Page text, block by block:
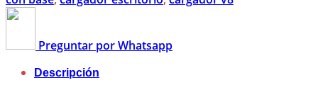
Preguntar por Whatsapp
Descripción